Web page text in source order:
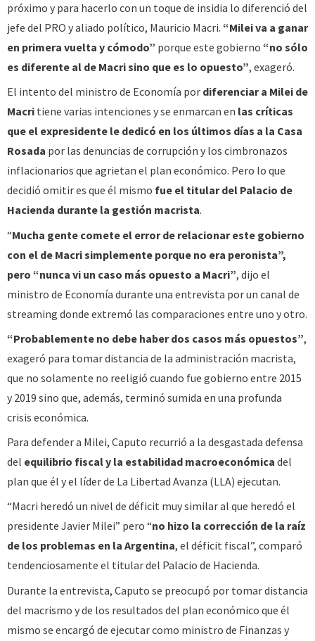
próximo y para hacerlo con un toque de insidia lo diferenció del
jefe del PRO y aliado político, Mauricio Macri. “Milei va a ganar
en primera vuelta y cómodo” porque este gobierno “no sólo
es diferente al de Macri sino que es lo opuesto”, exageró.
El intento del ministro de Economía por diferenciar a Milei de
Macri tiene varias intenciones y se enmarcan en las críticas
que el expresidente le dedicó en los últimos días a la Casa
Rosada por las denuncias de corrupción y los cimbronazos
inflacionarios que agrietan el plan económico. Pero lo que
decidió omitir es que él mismo fue el titular del Palacio de
Hacienda durante la gestión macrista.
“Mucha gente comete el error de relacionar este gobierno
con el de Macri simplemente porque no era peronista”,
pero “nunca vi un caso más opuesto a Macri”, dijo el
ministro de Economía durante una entrevista por un canal de
streaming donde extremó las comparaciones entre uno y otro.
“Probablemente no debe haber dos casos más opuestos”,
exageró para tomar distancia de la administración macrista,
que no solamente no reeligió cuando fue gobierno entre 2015
y 2019 sino que, además, terminó sumida en una profunda
crisis económica.
Para defender a Milei, Caputo recurrió a la desgastada defensa
del equilibrio fiscal y la estabilidad macroeconómica del
plan que él y el líder de La Libertad Avanza (LLA) ejecutan.
“Macri heredó un nivel de déficit muy similar al que heredó el
presidente Javier Milei” pero “no hizo la corrección de la raíz
de los problemas en la Argentina, el déficit fiscal”, comparó
tendenciosamente el titular del Palacio de Hacienda.
Durante la entrevista, Caputo se preocupó por tomar distancia
del macrismo y de los resultados del plan económico que él
mismo se encargó de ejecutar como ministro de Finanzas y